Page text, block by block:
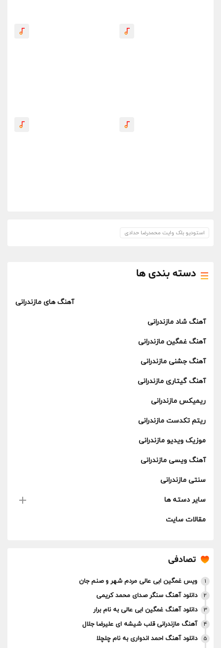
دسته بندی ها
آهنگ های مازندرانی
آهنگ شاد مازندرانی
آهنگ غمگین مازندرانی
آهنگ جشنی مازندرانی
آهنگ گیتاری مازندرانی
ریمیکس مازندرانی
ریتم تکدست مازندرانی
موزیک ویدیو مازندرانی
آهنگ ویسی مازندرانی
سنتی مازندرانی
سایر دسته ها
مقالات سایت
تصادفی
1 ویس غمگین ابی عالی مردم شهر و صنم جان
2 دانلود آهنگ سنگر صدای محمد کریمی
3 دانلود آهنگ غمگین ابی عالی به نام برار
4 آهنگ مازندرانی قلب شیشه ای علیرضا جلال
5 دانلود آهنگ احمد اندواری به نام چلچلا
استودیو بلک وایت محمدرضا حدادی